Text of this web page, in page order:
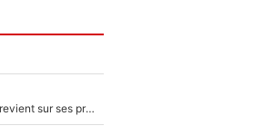
«Ç'a a été mal interprêté» : Medhi Benatia revient sur ses propos dans The Bridge et précise ses conditions pour rejoindre le PSG !